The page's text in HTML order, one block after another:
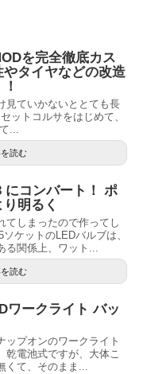
を完全徹底カス
タイヤなどの改造
見ていかないととても長
トコルサをはじめて、
...
読む
コンバート！ ポ
明るく
てしまったので作ってし
ケットのLEDバルブは、
る関係上、ワット...
読む
ワークライト バッ
ップオンのワークライト
乾電池式ですが、大体こ
くて、そのまま...